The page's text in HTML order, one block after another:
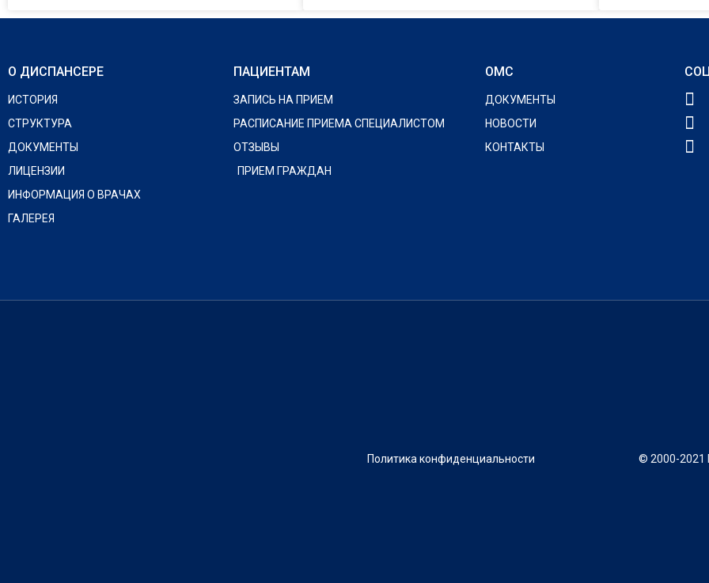
О ДИСПАНСЕРЕ
ИСТОРИЯ
СТРУКТУРА
ДОКУМЕНТЫ
ЛИЦЕНЗИИ
ИНФОРМАЦИЯ О ВРАЧАХ
ГАЛЕРЕЯ
ПАЦИЕНТАМ
ЗАПИСЬ НА ПРИЕМ
РАСПИСАНИЕ ПРИЕМА СПЕЦИАЛИСТОМ
ОТЗЫВЫ
ПРИЕМ ГРАЖДАН
ОМС
ДОКУМЕНТЫ
НОВОСТИ
КОНТАКТЫ
Политика конфиденциальности © 2000-